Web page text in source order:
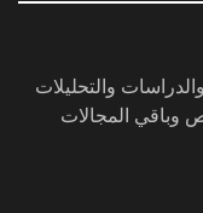
والتحليلات
وباقي المجالات